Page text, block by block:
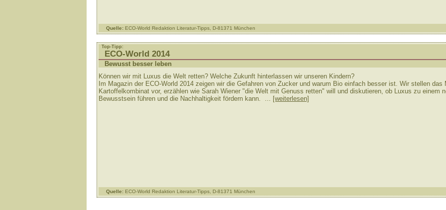
Quelle: ECO-World Redaktion Literatur-Tipps, D-81371 München
Top-Tipp:
ECO-World 2014
Bewusst besser leben
Können wir mit Luxus die Welt retten? Welche Zukunft hinterlassen wir unseren Kindern?
Im Magazin der ECO-World 2014 zeigen wir die Gefahren von Zucker und warum Bio einfach besser ist. Wir stellen das
Kartoffelkombinat vor, erzählen wie Sarah Wiener "die Welt mit Genuss retten" will und diskutieren, ob Luxus zu einem
Bewusstsein führen und die Nachhaltigkeit fördern kann. ... [weiterlesen]
Quelle: ECO-World Redaktion Literatur-Tipps, D-81371 München